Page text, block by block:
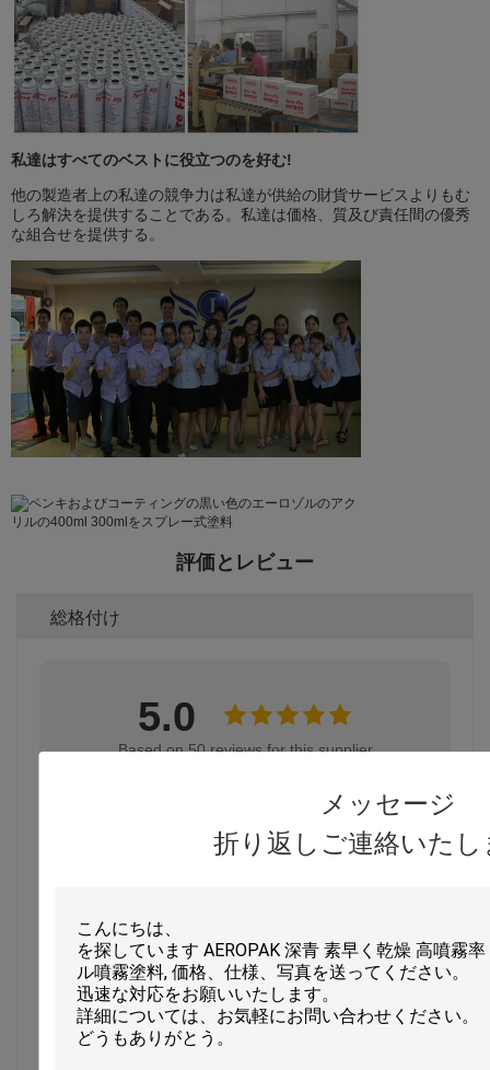
メッセージ
折り返しご連絡いたし
私達はすべてのベストに役立つのを好む!
他の製造者上の私達の競争力は私達が供給の財貨サービスよりもむ
しろ解決を提供することである。私達は価格、質及び責任間の優秀
な組合せを提供する。
評価とレビュー
総格付け
5.0
Based on 50 reviews for this supplier
すべての評価の分布は以下の通りです
100%
0%